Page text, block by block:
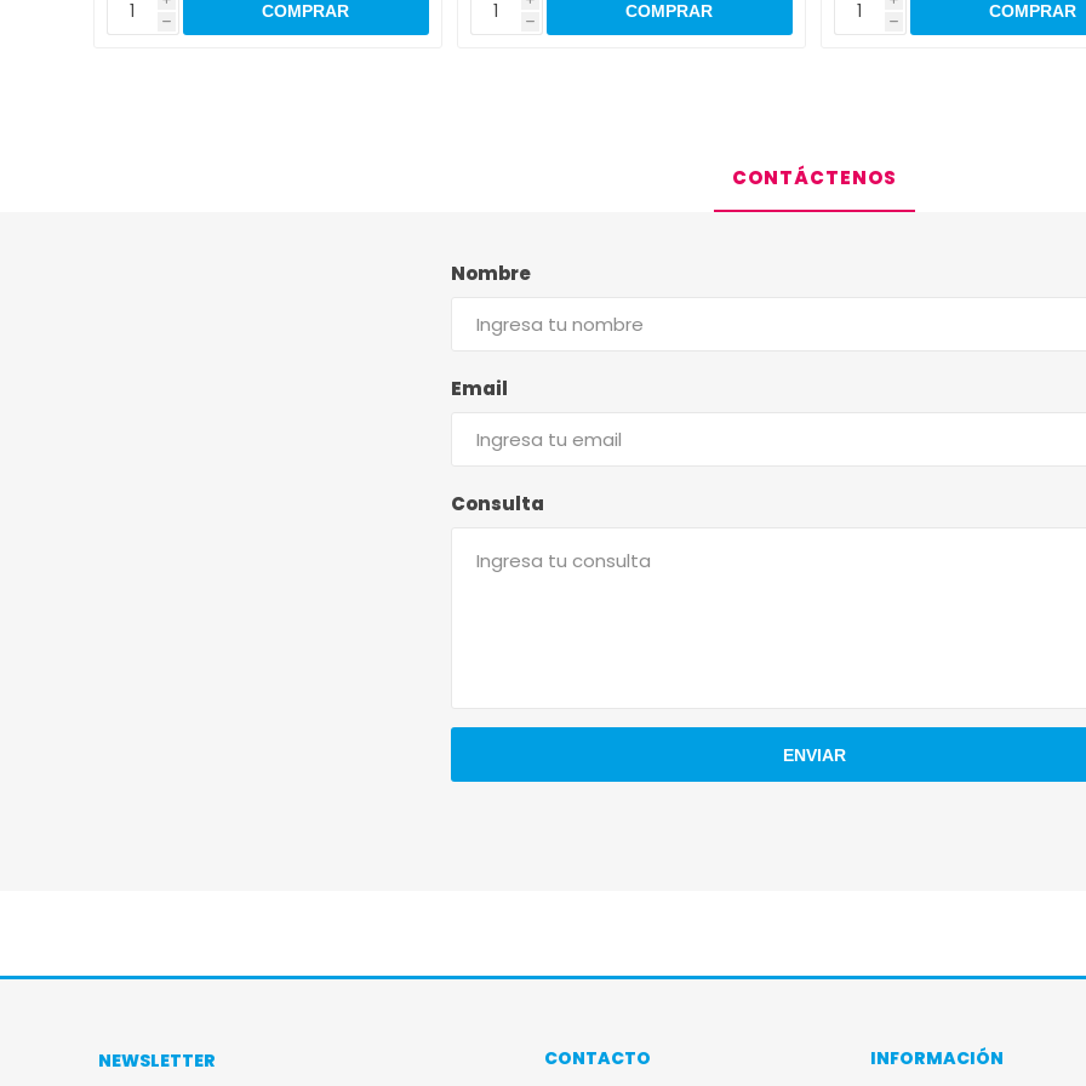
h h h
CONTÁCTENOS
Nombre
Email
Consulta
NEWSLETTER CONTACTO INFORMACIÓN